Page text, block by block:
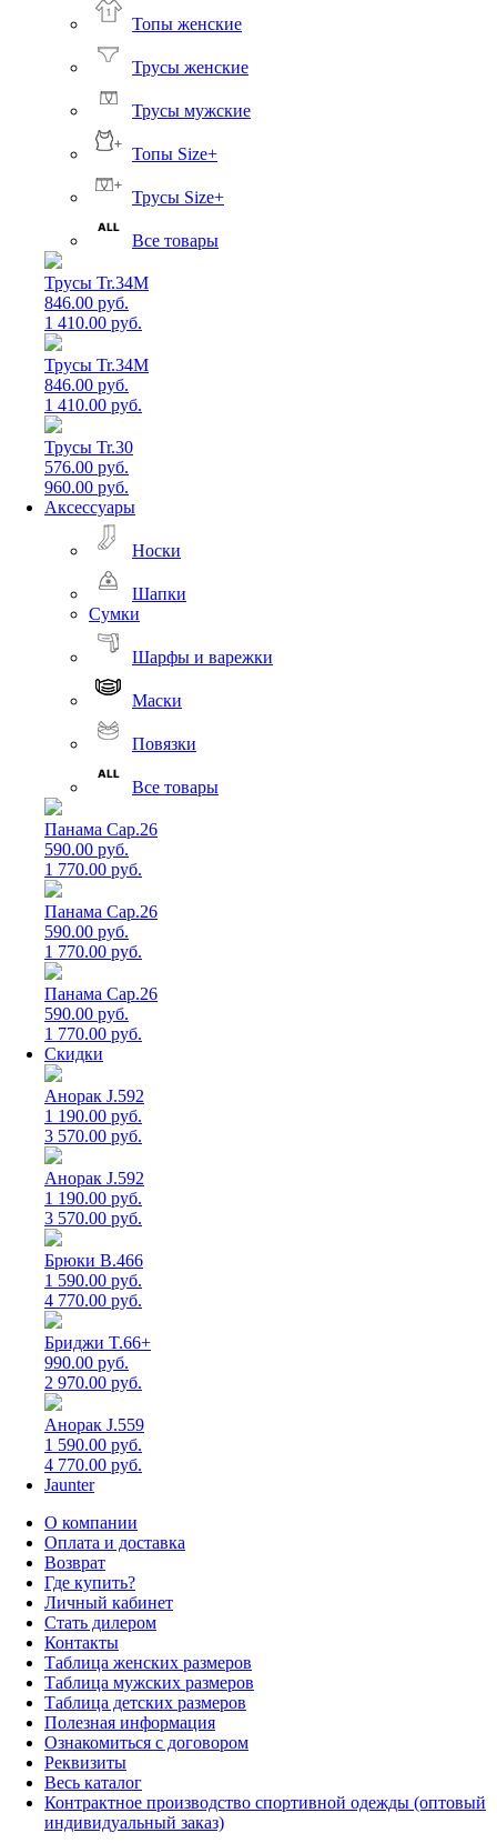
Топы женские
Трусы женские
Трусы мужские
Топы Size+
Трусы Size+
Все товары
Трусы Tr.34M
846.00 руб.
1 410.00 руб.
Трусы Tr.34M
846.00 руб.
1 410.00 руб.
Трусы Tr.30
576.00 руб.
960.00 руб.
Аксессуары
Носки
Шапки
Сумки
Шарфы и варежки
Маски
Повязки
Все товары
Панама Cap.26
590.00 руб.
1 770.00 руб.
Панама Cap.26
590.00 руб.
1 770.00 руб.
Панама Cap.26
590.00 руб.
1 770.00 руб.
Скидки
Анорак J.592
1 190.00 руб.
3 570.00 руб.
Анорак J.592
1 190.00 руб.
3 570.00 руб.
Брюки B.466
1 590.00 руб.
4 770.00 руб.
Бриджи T.66+
990.00 руб.
2 970.00 руб.
Анорак J.559
1 590.00 руб.
4 770.00 руб.
Jaunter
О компании
Оплата и доставка
Возврат
Где купить?
Личный кабинет
Стать дилером
Контакты
Таблица женских размеров
Таблица мужских размеров
Таблица детских размеров
Полезная информация
Ознакомиться с договором
Реквизиты
Весь каталог
Контрактное производство спортивной одежды (оптовый
индивидуальный заказ)